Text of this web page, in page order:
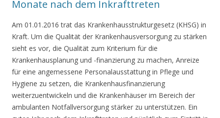
Monate nach dem Inkrafttreten
Am 01.01.2016 trat das Krankenhausstrukturgesetz (KHSG) in
Kraft. Um die Qualität der Krankenhausversorgung zu stärken
sieht es vor, die Qualität zum Kriterium für die
Krankenhausplanung und -finanzierung zu machen, Anreize
für eine angemessene Personalausstattung in Pflege und
Hygiene zu setzen, die Krankenhausfinanzierung
weiterzuentwickeln und die Krankenhäuser im Bereich der
ambulanten Notfallversorgung stärker zu unterstützen. Ein